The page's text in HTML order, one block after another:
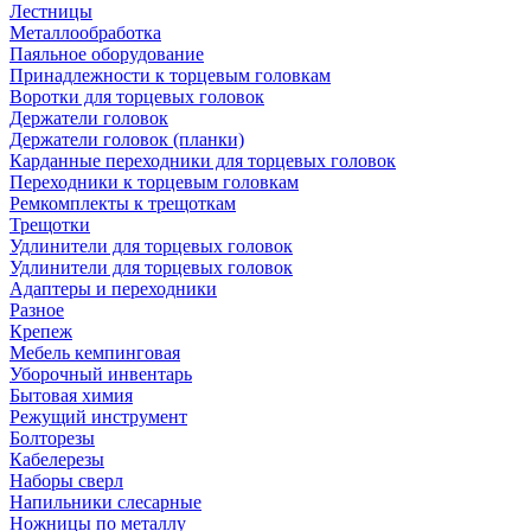
Лестницы
Металлообработка
Паяльное оборудование
Принадлежности к торцевым головкам
Воротки для торцевых головок
Держатели головок
Держатели головок (планки)
Карданные переходники для торцевых головок
Переходники к торцевым головкам
Ремкомплекты к трещоткам
Трещотки
Удлинители для торцевых головок
Удлинители для торцевых головок
Адаптеры и переходники
Разное
Крепеж
Мебель кемпинговая
Уборочный инвентарь
Бытовая химия
Режущий инструмент
Болторезы
Кабелерезы
Наборы сверл
Напильники слесарные
Ножницы по металлу